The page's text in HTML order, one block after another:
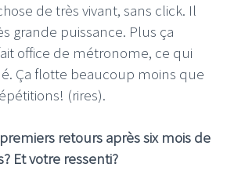
de très vivant, sans click. Il
grande puissance. Plus ça
office de métronome, ce qui
Ça flotte beaucoup moins que
(rires).
retours après six mois de
Et votre ressenti?